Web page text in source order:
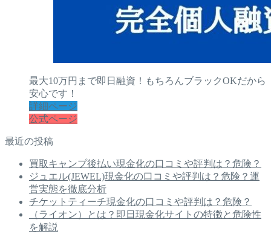
最大10万円まで即日融資！もちろんブラックOKだから
安心です！
詳細ページ
公式ページ
最近の投稿
買取キャンプ後払い現金化の口コミや評判は？危険？
ジュエル(JEWEL)現金化の口コミや評判は？危険？運
営実態を徹底分析
チケットティーチ現金化の口コミや評判は？危険？
（ライオン）とは？即日現金化サイトの特徴と危険性
を解説